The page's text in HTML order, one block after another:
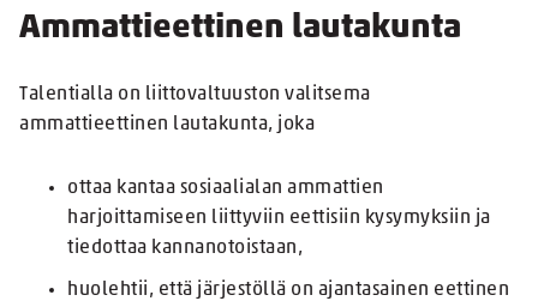
Ammattieettinen lautakunta
Talentialla on liittovaltuuston valitsema
ammattieettinen lautakunta, joka
ottaa kantaa sosiaalialan ammattien
harjoittamiseen liittyviin eettisiin kysymyksiin ja
tiedottaa kannanotoistaan,
huolehtii, että järjestöllä on ajantasainen eettinen